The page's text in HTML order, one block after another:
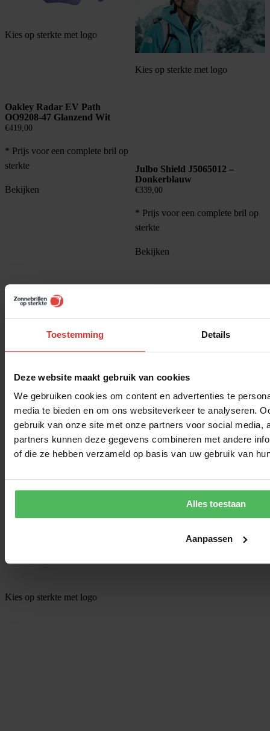
Toestemming Details
Deze website maakt gebruik van cookies
We gebruiken cookies om content en advertenties te
media te bieden en om ons websiteverkeer te analyseren.
gebruik van onze site met onze partners voor social media,
partners kunnen deze gegevens combineren met andere
of die ze hebben verzameld op basis van uw gebruik van
Alles toestaan
Aanpassen
Kies op sterkte met logo
Oakley Radar EV Path
OO9208-47 Glanzend Wit
€419,00
* Prijs voor een complete bril op
sterkte
Bekijken
Kies op sterkte met logo
Julbo Shield J5065012 –
Donkerblauw
€339,00
* Prijs voor een complete bril op
sterkte
Bekijken
Kies op sterkte met logo